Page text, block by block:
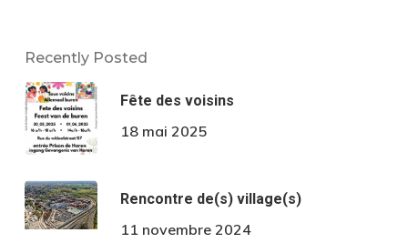
Recently Posted
Fête des voisins
18 mai 2025
Rencontre de(s) village(s)
11 novembre 2024